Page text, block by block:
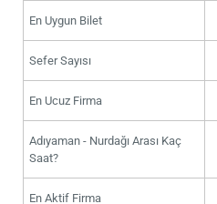
En Uygun Bilet
Sefer Sayısı
En Ucuz Firma
Adıyaman - Nurdağı Arası Kaç
Saat?
En Aktif Firma